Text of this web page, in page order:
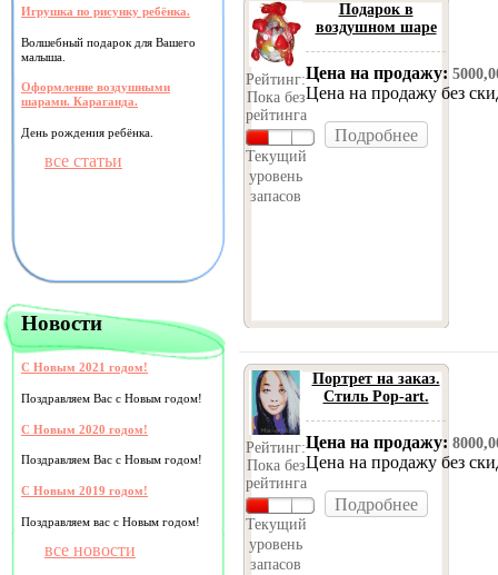
Игрушка по рисунку ребёнка.
Волшебный подарок для Вашего
малыша.
Оформление воздушными
шарами. Караганда.
День рождения ребёнка.
все статьи
Новости
С Новым 2021 годом!
Поздравляем Вас с Новым годом!
С Новым 2020 годом!
Поздравляем Вас с Новым годом!
С Новым 2019 годом!
Поздравляем вас с Новым годом!
все новости
Рейтинг:
Пока без
рейтинга
Текущий
уровень
запасов
Подарок в
воздушном шаре
Цена на продажу:
Цена на продажу без
Подробнее
Рейтинг:
Пока без
рейтинга
Текущий
уровень
запасов
Портрет на заказ.
Стиль Pop-art.
Цена на продажу:
Цена на продажу без
Подробнее